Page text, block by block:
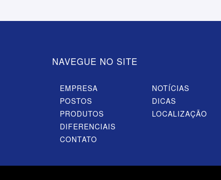
NAVEGUE NO SITE
EMPRESA
POSTOS
PRODUTOS
DIFERENCIAIS
CONTATO
NOTÍCIAS
DICAS
LOCALIZAÇÃO